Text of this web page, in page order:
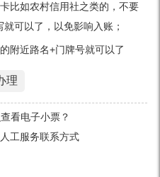
比如农村信用社之类的，不要
可以了，以免影响入账；
附近路名+门牌号就可以了
理
看电子小票？
工服务联系方式